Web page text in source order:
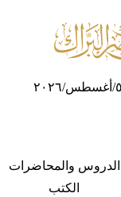
الدروس والمحاضرات
الكتب